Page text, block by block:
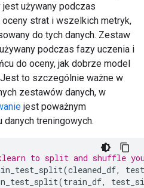
używany podczas
strat i wszelkich metryk,
do tych danych. Zestaw
podczas fazy uczenia i
do oceny, jak dobrze model
to szczególnie ważne w
zestawów danych, w
jest poważnym
treningowych.
to split and shuffle
(cleaned_df,
(train_df,